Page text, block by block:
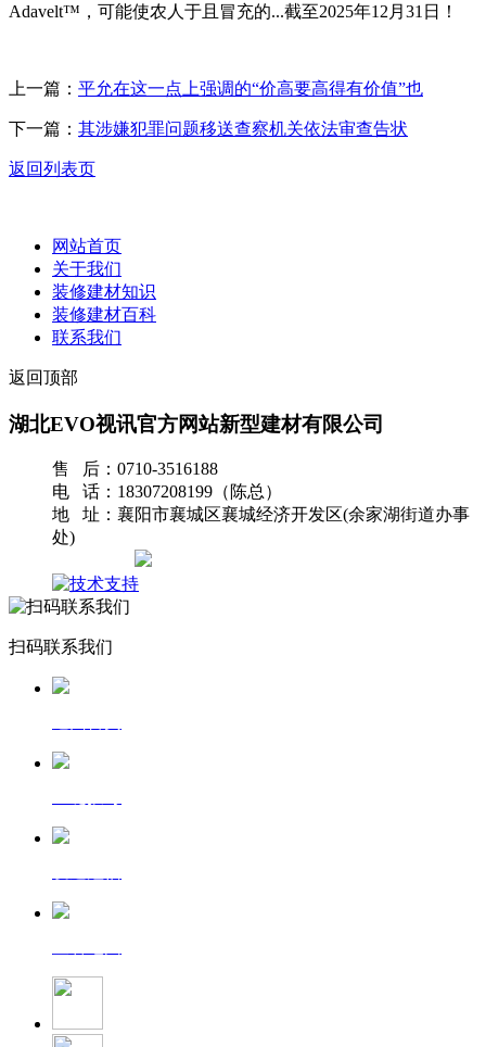
Adavelt™，可能使农人于且冒充的...截至2025年12月31日！
上一篇： 平允在这一点上强调的“价高要高得有价值”也
下一篇： 其涉嫌犯罪问题移送查察机关依法审查告状
返回列表页
网站首页
关于我们
装修建材知识
装修建材百科
联系我们
返回顶部
湖北EVO视讯官方网站新型建材有限公司
售 后：0710-3516188
电 话：18307208199（陈总）
地 址：襄阳市襄城区襄城经济开发区(余家湖街道办事
处)
扫码联系我们